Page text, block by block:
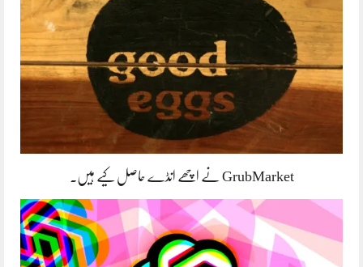
GrubMarket نے اچھے انڈے حاصل کیے ہیں۔